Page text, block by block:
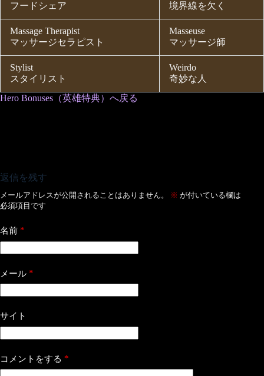
フードシェア
境界線を欠く
Massage Therapist
マッサージセラピスト
Masseuse
マッサージ師
Stylist
スタイリスト
Weirdo
奇妙な人
Hero Bonuses（英雄特典）へ戻る
返信を残す
メールアドレスが公開されることはありません。 ※ が付いている欄は
必須項目です
名前 *
メール *
サイト
コメントをする *